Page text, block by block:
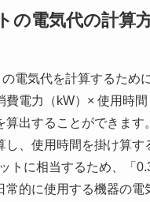
の電気代の計算
電気代を計算するため
費電力（kW）× 使用時
算出することができま
し、使用時間を掛け算
トに相当するため、「
常的に使用する機器の